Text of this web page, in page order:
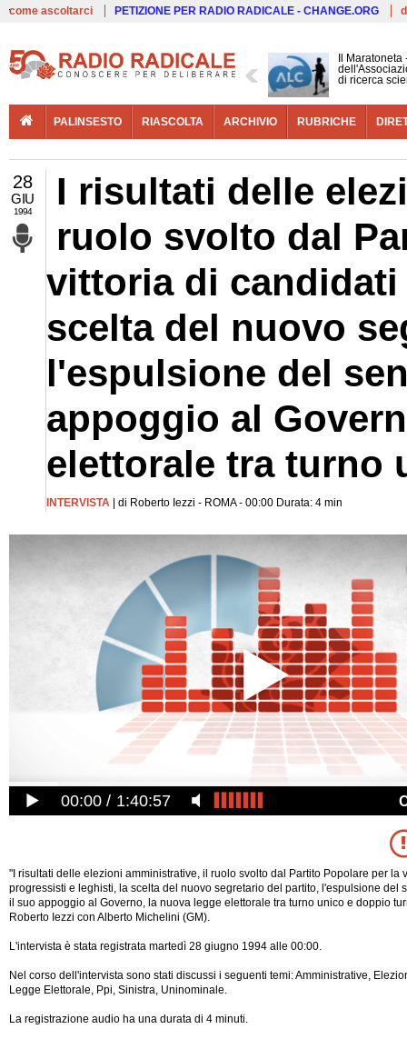
come ascoltarci PETIZIONE PER RADIO RADICALE - CHANGE.ORG
Il
di ricerca
PALINSESTO RIASCOLTA ARCHIVIO RUBRICHE
28
GIU
1994
I risultati delle
ruolo svolto dal
vittoria di
scelta del nuovo
l'espulsione del
appoggio al
elettorale tra turno
INTERVISTA | di Roberto Iezzi - ROMA - 00:00 Durata: 4 min
00:00 1:40:57
"I risultati delle elezioni amministrative, il ruolo svolto dal Partito Popolare per la
progressisti e leghisti, la scelta del nuovo segretario del partito, l'espulsione del
il suo appoggio al Governo, la nuova legge elettorale tra turno unico e doppio
Roberto Iezzi con Alberto Michelini (GM).
L'intervista è stata registrata martedì 28 giugno 1994 alle 00:00.
Nel corso dell'intervista sono stati discussi i seguenti temi: Amministrative,
Legge Elettorale, Ppi, Sinistra, Uninominale.
La registrazione audio ha una durata di 4 minuti.